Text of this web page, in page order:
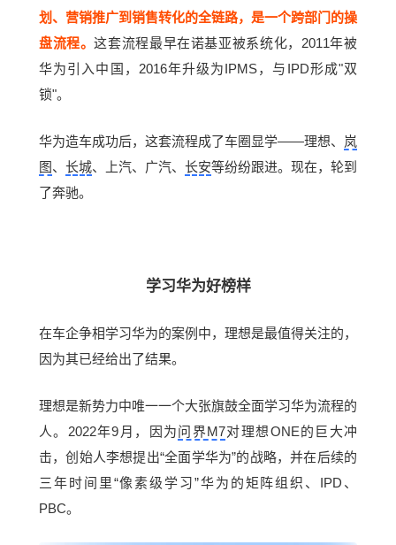
划、营销推广到销售转化的全链路，是一个跨部门的操
盘流程。这套流程最早在诺基亚被系统化，2011年被
华为引入中国，2016年升级为IPMS，与IPD形成"双
锁"。
华为造车成功后，这套流程成了车圈显学——理想、
岚
图、 长城、上汽、广汽、 长安等纷纷跟进。现在，轮到
了奔驰。
学习华为好榜样
在车企争相学习华为的案例中，理想是最值得关注的，
因为其已经给出了结果。
理想是新势力中唯一一个大张旗鼓全面学习华为流程的
人。2022年9月，因为问界M7对理想ONE的巨大冲
击，创始人李想提出“全面学华为”的战略，并在后续的
三年时间里“像素级学习”华为的矩阵组织、IPD、
PBC。